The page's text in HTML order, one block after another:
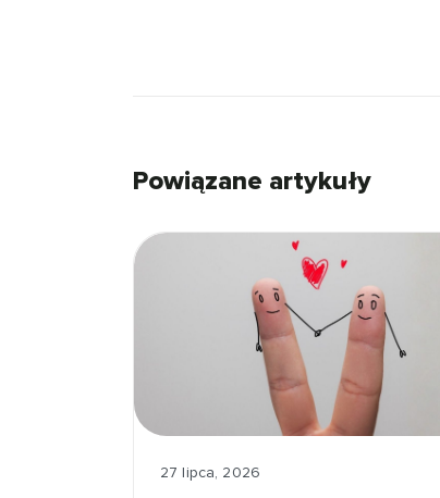
Powiązane artykuły
27 lipca, 2026